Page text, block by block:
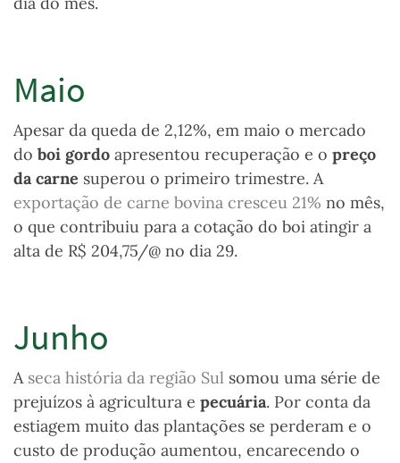
Maio
Apesar da queda de 2,12%, em maio o mercado
do boi gordo apresentou recuperação e o preço
da carne superou o primeiro trimestre. A
exportação de carne bovina cresceu 21% no mês,
o que contribuiu para a cotação do boi atingir a
alta de R$ 204,75/@ no dia 29.
Junho
A seca história da região Sul somou uma série de
prejuízos à agricultura e pecuária. Por conta da
estiagem muito das plantações se perderam e o
custo de produção aumentou, encarecendo o